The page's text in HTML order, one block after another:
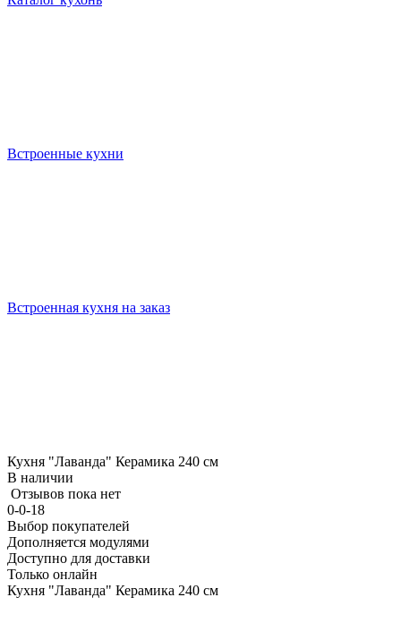
Встроенные кухни
Встроенная кухня на заказ
Кухня "Лаванда" Керамика 240 см
В наличии
Отзывов пока нет
0-0-18
Выбор покупателей
Дополняется модулями
Доступно для доставки
Только онлайн
Кухня "Лаванда" Керамика 240 см